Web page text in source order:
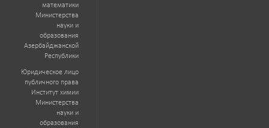
математики
Министерства
науки и
образования
Азербайджанской
Республики
Юридическое лицо
публичного права
Институт химии
Министерства
науки и
образования